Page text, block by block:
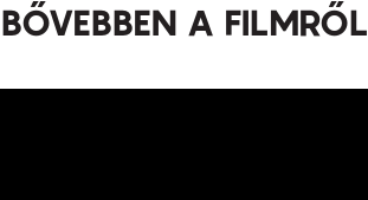
BŐVEBBEN A FILMRŐL